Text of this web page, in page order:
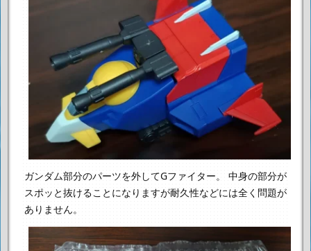
ガンダム部分のパーツを外してGファイター。
中身の部分が
スポッと抜けることになりますが耐久性などには全く問題が
ありません。